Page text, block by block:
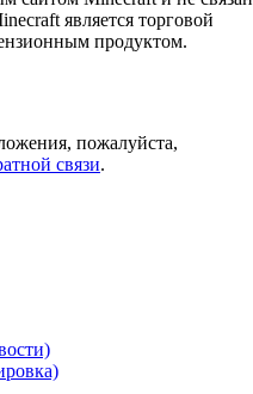
является торговой
продуктом.
пожалуйста,
связи.